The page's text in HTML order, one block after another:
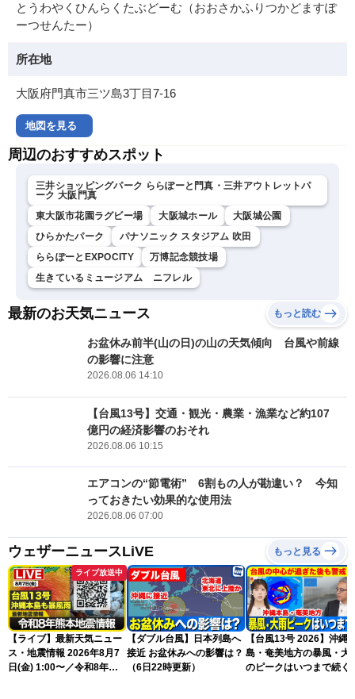
とうわやくひんらくたぶどーむ（おおさかふりつかどますぽ
ーつせんたー）
所在地
大阪府門真市三ツ島3丁目7-16
地図を見る
周辺のおすすめスポット
三井ショッピングパーク ららぽーと門真・三井アウトレットパ
ーク 大阪門真
東大阪市花園ラグビー場
大阪城ホール
大阪城公園
ひらかたパーク
パナソニック スタジアム 吹田
ららぽーとEXPOCITY
万博記念競技場
生きているミュージアム ニフレル
最新のお天気ニュース もっと読む
お盆休み前半(山の日)の山の天気傾向 台風や前線
の影響に注意
2026.08.06 14:10
【台風13号】交通・観光・農業・漁業など約107
億円の経済影響のおそれ
2026.08.06 10:15
エアコンの“節電術” 6割もの人が勘違い？ 今知
っておきたい効果的な使用法
2026.08.06 07:00
ウェザーニュースLiVE もっと見る
ライブ放送中
【ライブ】最新天気ニュー
ス・地震情報 2026年8月7
日(金) 1:00〜／令和8年熊
【ダブル台風】日本列島へ
接近 お盆休みへの影響は？
（6日22時更新）
【台風13号 2026】沖縄
島・奄美地方の暴風・大
のピークはいつまで続く